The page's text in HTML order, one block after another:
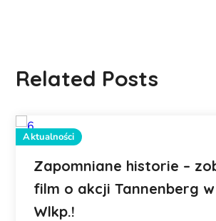
Related Posts
Aktualności
Zapomniane historie –
film o akcji Tannenberg w
Wlkp.!